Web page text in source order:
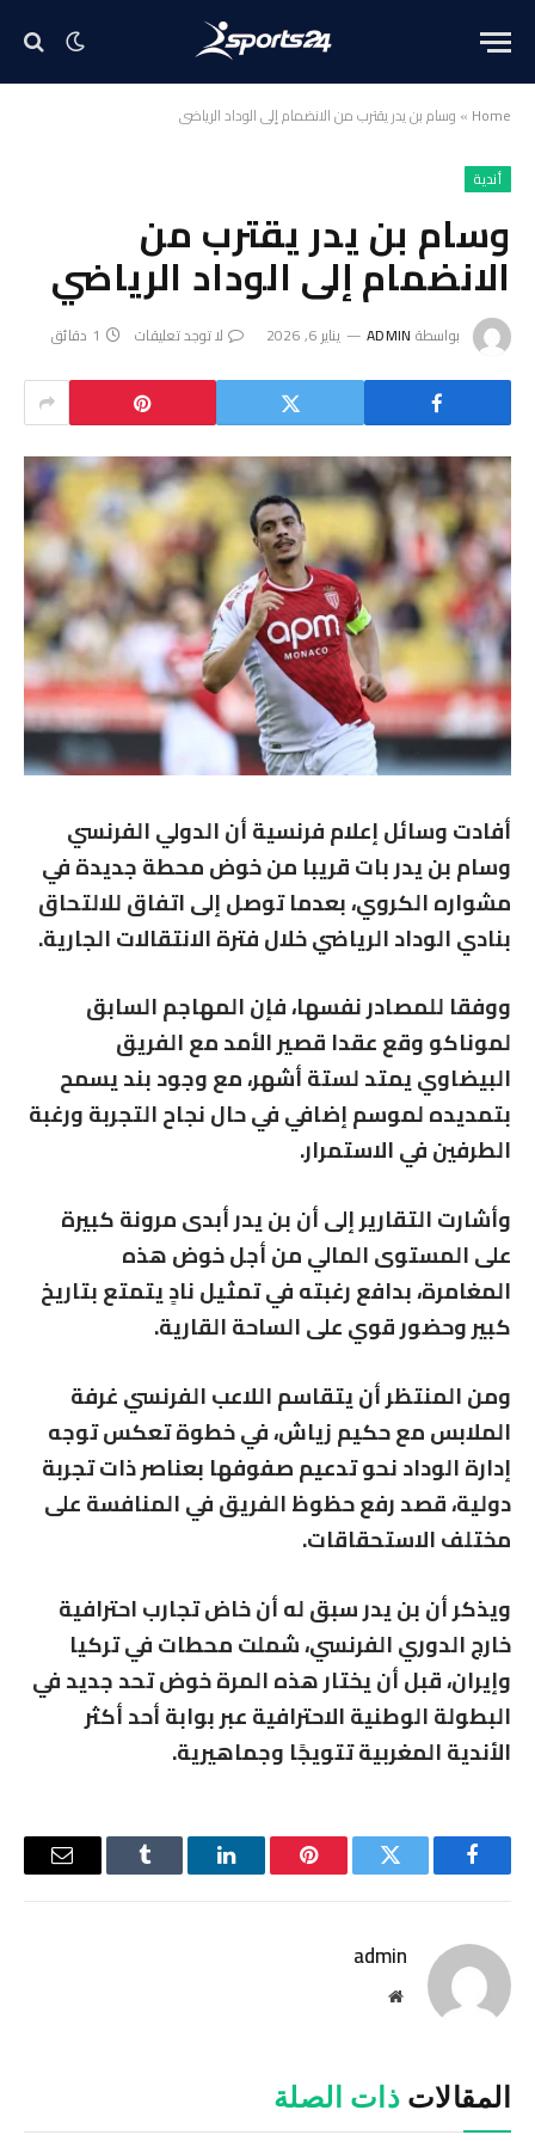
Home
» وسام بن يدر يقترب من الانضمام إلى الوداد الرياضي
أندية
وسام بن يدر يقترب من
الانضمام إلى الوداد الرياضي
بواسطة ADMIN يناير 6, 2026 لا توجد تعليقات 1 دقائق
أفادت وسائل إعلام فرنسية أن الدولي الفرنسي
وسام بن يدر بات قريبا من خوض محطة جديدة في
مشواره الكروي، بعدما توصل إلى اتفاق للالتحاق
بنادي الوداد الرياضي خلال فترة الانتقالات الجارية.
ووفقا للمصادر نفسها، فإن المهاجم السابق
لموناكو وقع عقدا قصير الأمد مع الفريق
البيضاوي يمتد لستة أشهر، مع وجود بند يسمح
بتمديده لموسم إضافي في حال نجاح التجربة ورغبة
الطرفين في الاستمرار.
وأشارت التقارير إلى أن بن يدر أبدى مرونة كبيرة
على المستوى المالي من أجل خوض هذه
المغامرة، بدافع رغبته في تمثيل نادٍ يتمتع بتاريخ
كبير وحضور قوي على الساحة القارية.
ومن المنتظر أن يتقاسم اللاعب الفرنسي غرفة
الملابس مع حكيم زياش، في خطوة تعكس توجه
إدارة الوداد نحو تدعيم صفوفها بعناصر ذات تجربة
دولية، قصد رفع حظوظ الفريق في المنافسة على
مختلف الاستحقاقات.
ويذكر أن بن يدر سبق له أن خاض تجارب احترافية
خارج الدوري الفرنسي، شملت محطات في تركيا
وإيران، قبل أن يختار هذه المرة خوض تحد جديد في
البطولة الوطنية الاحترافية عبر بوابة أحد أكثر
الأندية المغربية تتويجًا وجماهيرية.
فيسبوك تويتر بينتيريستلينكدإن Tumblr
البريد
admin
موقع
المقالات ذات الصلة